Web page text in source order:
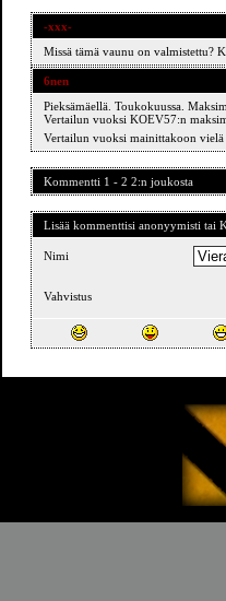
-xxx-
Missä tämä vaunu on valmistettu?
6nen
Pieksämäellä. Toukokuussa.
Vertailun vuoksi KOEV57:n
Vertailun vuoksi mainittakoon
Kommentti 1 - 2 2:n joukosta
Lisää kommenttisi anonyymisti tai
Nimi
Vahvistus